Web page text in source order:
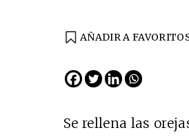
AÑADIR A
Se rellena las